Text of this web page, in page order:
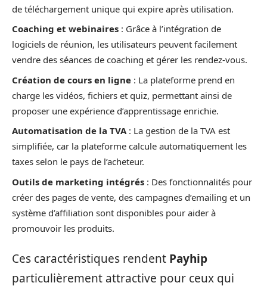
de téléchargement unique qui expire après utilisation.
Coaching et webinaires : Grâce à l’intégration de
logiciels de réunion, les utilisateurs peuvent facilement
vendre des séances de coaching et gérer les rendez-vous.
Création de cours en ligne : La plateforme prend en
charge les vidéos, fichiers et quiz, permettant ainsi de
proposer une expérience d’apprentissage enrichie.
Automatisation de la TVA: La gestion de la TVA est
simplifiée, car la plateforme calcule automatiquement les
taxes selon le pays de l’acheteur.
Outils de marketing intégrés : Des fonctionnalités pour
créer des pages de vente, des campagnes d’emailing et un
système d’affiliation sont disponibles pour aider à
promouvoir les produits.
Ces caractéristiques rendent Payhip
particulièrement attractive pour ceux qui